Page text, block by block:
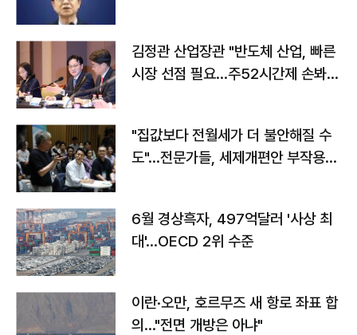
김정관 산업장관 "반도체 산업, 빠른
시장 선점 필요…주52시간제 손봐
"집값보다 전월세가 더 불안해질 수
도"…전문가들, 세제개편안 부작용
6월 경상흑자, 497억달러 '사상 최
대'…OECD 2위 수준
이란·오만, 호르무즈 새 항로 좌표 합
의…"전면 개방은 아냐"